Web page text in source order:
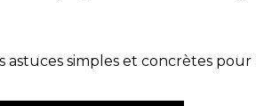
simples et concrètes